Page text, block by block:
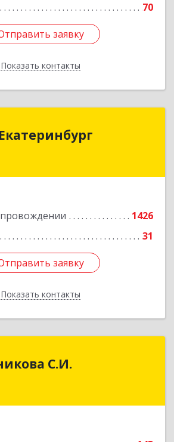
70
заявку
Показать контакты
заявку
Назад
1426
31
заявку
Показать контакты
1С-Екатеринбург
обл, Екатеринбург г, 8
заявку
Назад
С.И.
обл, Первоуральск г,